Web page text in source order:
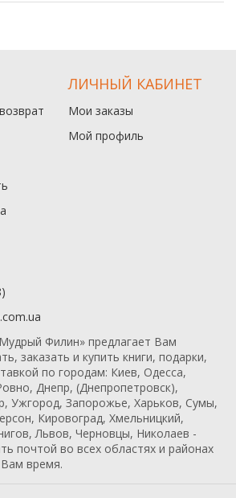
ЛИЧНЫЙ КАБИНЕТ
Мои заказы
Мой профиль
Филин» предлагает Вам
заказать и купить книги, подарки,
по городам: Киев, Одесса,
Днепр, (Днепропетровск),
Ужгород, Запорожье, Харьков, Сумы,
Кировоград, Хмельницкий,
Львов, Черновцы, Николаев -
почтой во всех областях и районах
время.